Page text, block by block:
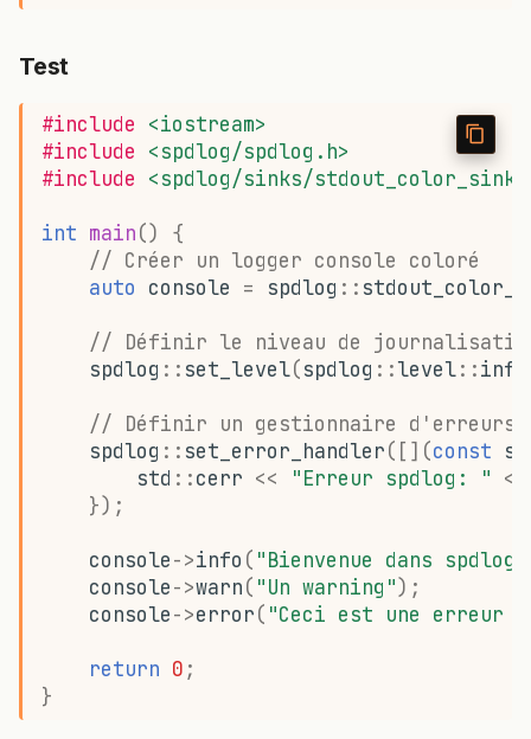
Test
#include <iostream>
#include <spdlog/spdlog.h>
#include <spdlog/sinks/
int main()
{
// Créer un logger console coloré
auto console = spdlog ::
// Définir le niveau de
spdlog :: set_level(spdlog ::level::info
// Définir un gestionnaire d'erreurs
spdlog :: set_error_handler([](const
std ::cerr << "Erreur spdlog: " <<
});
console->info ( "Bienvenue dans
console->warn( "Un warning");
console->error( "Ceci est une erreur
return 0 ;
}